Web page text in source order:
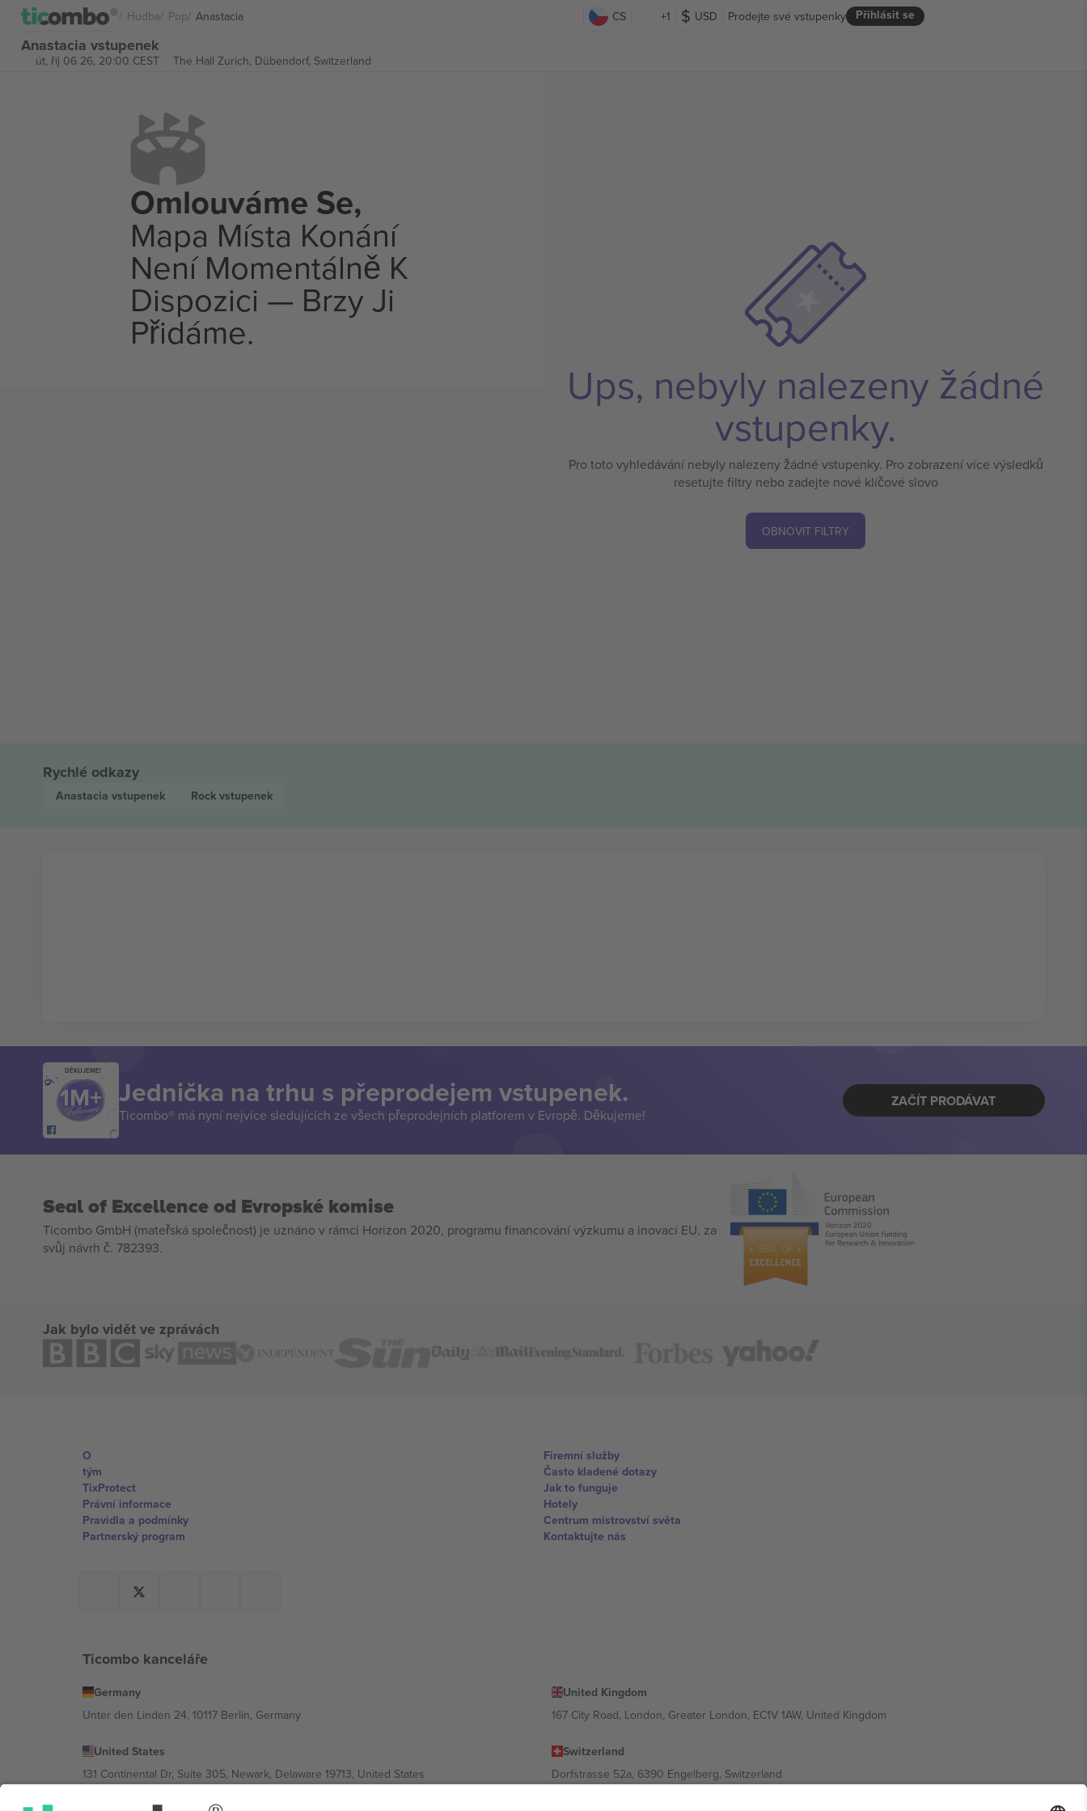
Hudba Pop Anastacia CS +1 USD Přihlásit se
Prodejte své vstupenky
Anastacia vstupenek
út, říj 06 26, 20:00 CEST The Hall Zurich, Dübendorf, Switzerland
Omlouváme Se,
Mapa Místa Konání
Není Momentálně K
Dispozici — Brzy Ji
Přidáme.
Ups, nebyly nalezeny žádné
vstupenky.
Pro toto vyhledávání nebyly nalezeny žádné vstupenky. Pro zobrazení více výsledků
resetujte filtry nebo zadejte nové klíčové slovo
OBNOVIT FILTRY
Rychlé odkazy
Anastacia vstupenek Rock vstupenek
DĚKUJEME!
Jednička na trhu s přeprodejem vstupenek.
Ticombo® má nyní nejvíce sledujících ze všech přeprodejních platforem v Evropě. Děkujeme!
ZAČÍT PRODÁVAT
Seal of Excellence od Evropské komise
Ticombo GmbH (mateřská společnost) je uznáno v rámci Horizon 2020, programu financování výzkumu a inovací EU, za
svůj návrh č. 782393.
Jak bylo vidět ve zprávách
O
tým
TixProtect
Právní informace
Pravidla a podmínky
Partnerský program
Firemní služby
Často kladené dotazy
Jak to funguje
Hotely
Centrum mistrovství světa
Kontaktujte nás
Ticombo kanceláře
Germany
Unter den Linden 24, 10117 Berlin, Germany
United Kingdom
167 City Road, London, Greater London, EC1V 1AW, United Kingdom
United States
131 Continental Dr, Suite 305, Newark, Delaware 19713, United States
Switzerland
Dorfstrasse 52a, 6390 Engelberg, Switzerland